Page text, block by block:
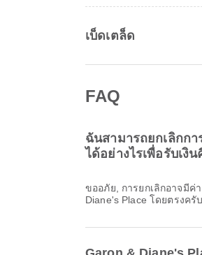
เบ็ดเตล็ด
FAQ
ฉันสามารถยกเลิกก
ได้อย่างไรเพื่อรับเงิ
ขออภัย, การยกเลิกอาจมีค่
Diane's Place โดยตรงครับ